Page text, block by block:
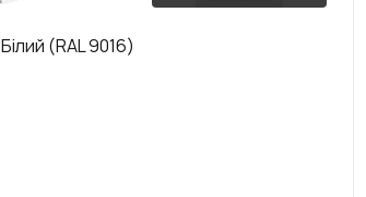
Білий (RAL 9016)